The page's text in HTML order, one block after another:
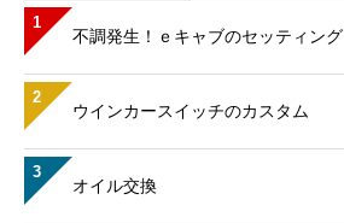
1
不調発生！ｅキャブのセッティング
2
ウインカースイッチのカスタム
3
オイル交換